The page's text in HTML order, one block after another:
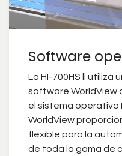
Software
La HI-700HS ll utiliza
software WorldView
el sistema
WorldView
flexible para la
de toda la gama de